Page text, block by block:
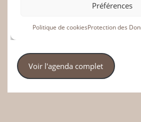
Voir l'agenda complet